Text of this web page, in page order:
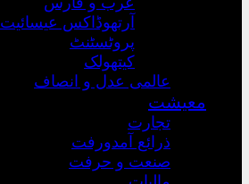
آرتھوڈاکس عیسائیت
پروٹسٹنٹ
کیتھولک
عالمی عدل و انصاف
معیشت
تجارت
ذرائع آمدورفت
صنعت و حرفت